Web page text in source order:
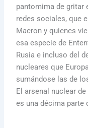
pantomima de gritar
redes sociales, que
Macron y quienes
esa especie de
Rusia e incluso del
nucleares que
sumándose las de
El arsenal nuclear
es una décima parte